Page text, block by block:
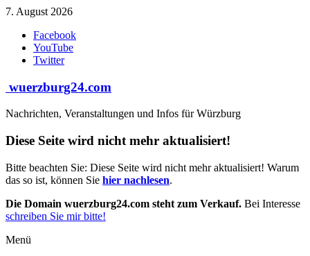
Zum
springen
7. August 2026
Facebook
YouTube
Twitter
wuerzburg24.com
Nachrichten, Veranstaltungen und Infos für Würzburg
Diese Seite wird nicht mehr aktualisiert!
Bitte beachten Sie: Diese Seite wird nicht mehr aktualisiert! Warum
das so ist, können Sie hier nachlesen.
Die Domain wuerzburg24.com steht zum Verkauf. Bei Interesse
schreiben Sie mir bitte!
Menü